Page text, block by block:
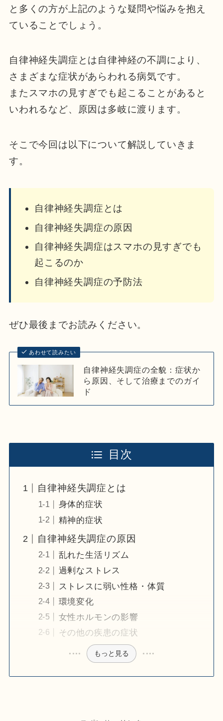
と多くの方が上記のような疑問や悩みを抱え
ていることでしょう。
自律神経失調症とは自律神経の不調により、
さまざまな症状があらわれる病気です。
またスマホの見すぎでも起こることがあると
いわれるなど、原因は多岐に渡ります。
そこで今回は以下について解説していきま
す。
自律神経失調症とは
自律神経失調症の原因
自律神経失調症はスマホの見すぎでも
起こるのか
自律神経失調症の予防法
ぜひ最後までお読みください。
あわせて読みたい
自律神経失調症の全貌：症状か
ら原因、そして治療までのガイ
ド
目次
自律神経失調症とは
身体的症状
精神的症状
自律神経失調症の原因
乱れた生活リズム
過剰なストレス
ストレスに弱い性格・体質
環境変化
女性ホルモンの影響
その他の疾患の症状
もっと見る